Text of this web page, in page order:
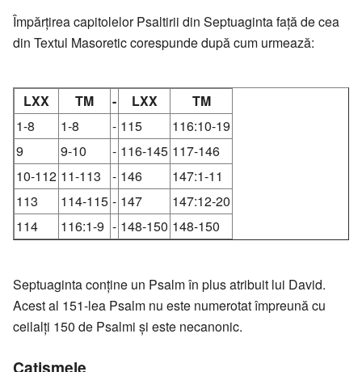
Împărțirea capitolelor Psaltirii din Septuaginta față de cea
din Textul Masoretic corespunde după cum urmează:
LXX TM - LXX
TM
1-8
1-8 - 115
116:10-19
9
9-10 - 116-145 117-146
10-112 11-113 - 146
147:1-11
113
114-115 - 147
147:12-20
114
116:1-9 - 148-150 148-150
Septuaginta conține un Psalm în plus atribuit lui David.
Acest al 151-lea Psalm nu este numerotat împreună cu
ceilalți 150 de Psalmi și este necanonic.
Catismele